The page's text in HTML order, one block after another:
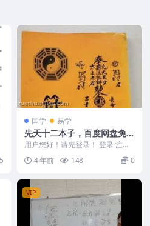
5
国学 易学
先天十二本子，百度网盘免费
下载，阿里云盘下载
用户您好！请先登录！ 登录 注册
古籍《先天秘册十二本子》全集下
载子册大清光绪3...
4 年前 148 0
VIP